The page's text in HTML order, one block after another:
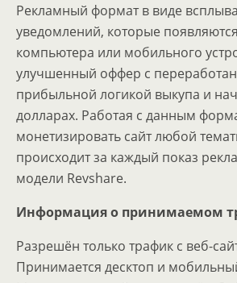
Рекламный формат в виде
уведомлений, которые
компьютера или мобильного
улучшенный оффер с
прибыльной логикой выкупа и
долларах. Работая с данным
монетизировать сайт любой
происходит за каждый показ
модели Revshare.
Информация о принимаемом
Разрешён только трафик с веб-
Принимается десктоп и